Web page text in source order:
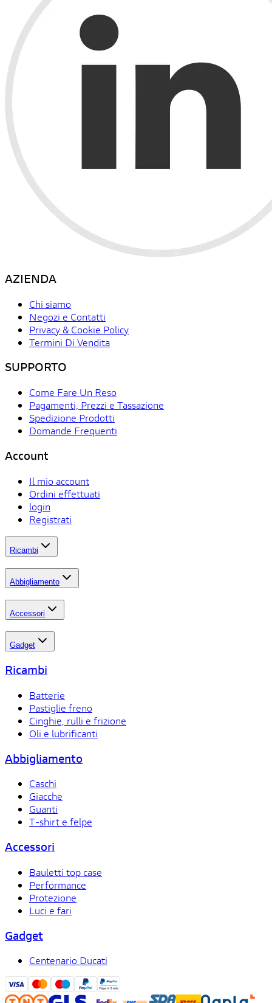
AZIENDA
Chi siamo
Negozi e Contatti
Privacy & Cookie Policy
Termini Di Vendita
SUPPORTO
Come Fare Un Reso
Pagamenti, Prezzi e Tassazione
Spedizione Prodotti
Domande Frequenti
Account
Il mio account
Ordini effettuati
login
Registrati
Ricambi
Abbigliamento
Accessori
Gadget
Ricambi
Batterie
Pastiglie freno
Cinghie, rulli e frizione
Oli e lubrificanti
Abbigliamento
Caschi
Giacche
Guanti
T-shirt e felpe
Accessori
Bauletti top case
Performance
Protezione
Luci e fari
Gadget
Centenario Ducati